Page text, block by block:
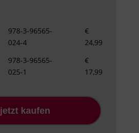
978-3-96565-
024-4
€
24,99
978-3-96565-
025-1
€
17,99
jetzt kaufen